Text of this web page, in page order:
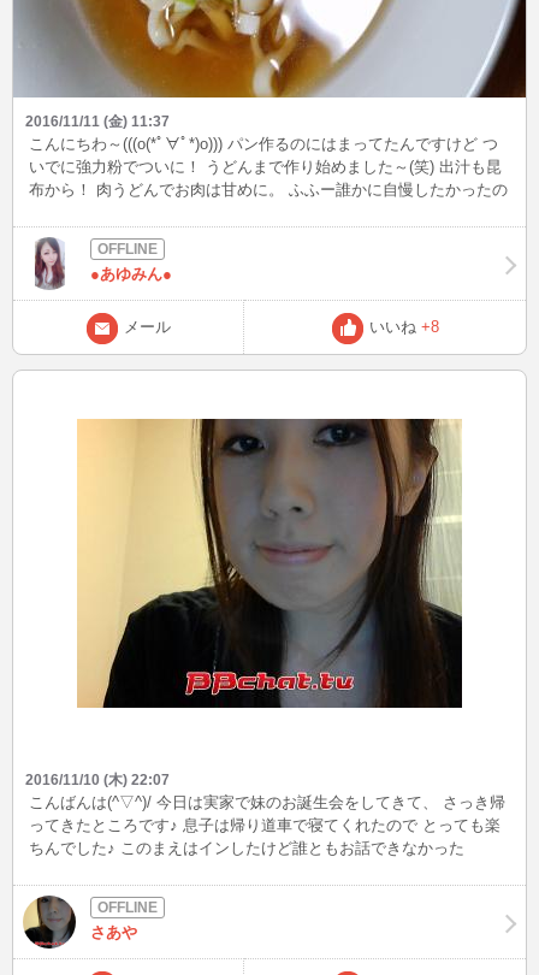
2016/11/11 (金) 11:37
こんにちわ～(((o(*ﾟ∀ﾟ*)o))) パン作るのにはまってたんですけど つ
いでに強力粉でついに！ うどんまで作り始めました～(笑) 出汁も昆
布から！ 肉うどんでお肉は甘めに。 ふふー誰かに自慢したかったの
えず冬の食欲って怖い( ；∀；) 今日の夜！出現予定なんで よければ
構ってくださいね(*^^*) お昼ごはん食べてお仕事 がんばりましょー
う！ｷﾗｷﾗｷﾗ●あゆみん●
メール いいね +8
2016/11/10 (木) 22:07
こんばんは(^▽^)/ 今日は実家で妹のお誕生会をしてきて、 さっき帰
ってきたところです♪ 息子は帰り道車で寝てくれたので とっても楽
ちんでした♪ このまえはインしたけど誰ともお話できなかった
さあや